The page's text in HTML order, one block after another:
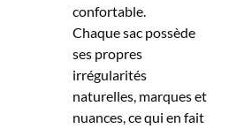
confortable.
Chaque sac possède
ses propres
irrégularités
naturelles, marques et
nuances, ce qui en fait